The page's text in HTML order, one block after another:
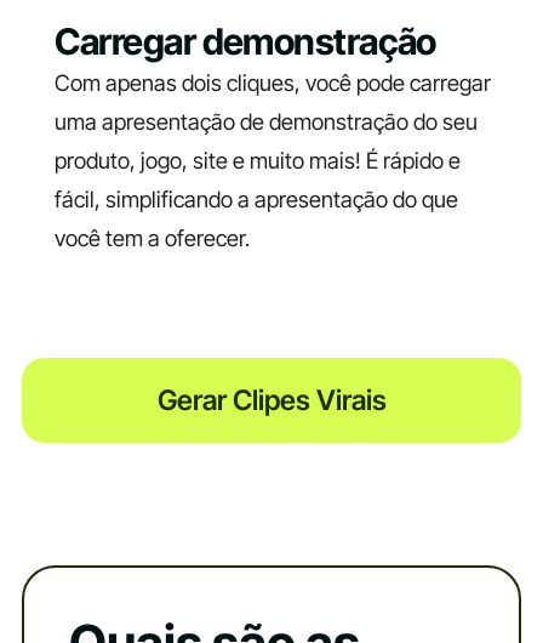
Carregar demonstração
Com apenas dois cliques, você pode carregar
uma apresentação de demonstração do seu
produto, jogo, site e muito mais! É rápido e
fácil, simplificando a apresentação do que
você tem a oferecer.
Gerar Clipes Virais